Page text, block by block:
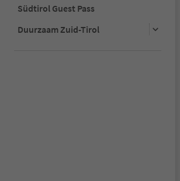
Südtirol Guest Pass
Duurzaam Zuid-Tirol